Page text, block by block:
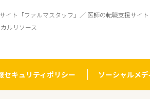
イト「ファルマスタッフ」 医師の転職支援サイト
ルリソース
セキュリティポリシー ソーシャルメ